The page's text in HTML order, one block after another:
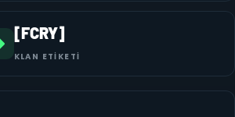
[FCRY]
KLAN ETIKETI